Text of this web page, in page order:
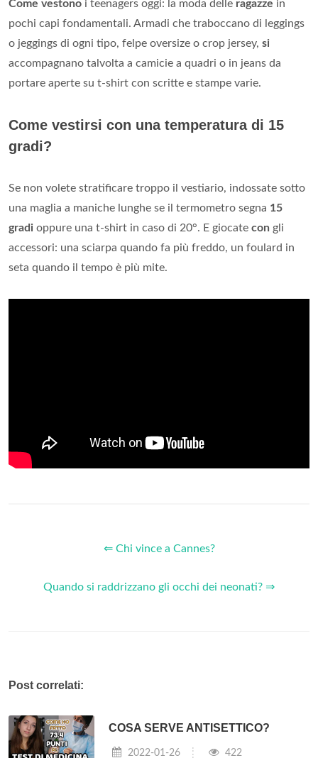
Come vestono i teenagers oggi: la moda delle ragazze in
pochi capi fondamentali. Armadi che traboccano di leggings
o jeggings di ogni tipo, felpe oversize o crop jersey, si
accompagnano talvolta a camicie a quadri o in jeans da
portare aperte su t-shirt con scritte e stampe varie.
Come vestirsi con una temperatura di 15
gradi?
Se non volete stratificare troppo il vestiario, indossate sotto
una maglia a maniche lunghe se il termometro segna 15
gradi oppure una t-shirt in caso di 20°. E giocate con gli
accessori: una sciarpa quando fa più freddo, un foulard in
seta quando il tempo è più mite.
⇐ Chi vince a Cannes?
Quando si raddrizzano gli occhi dei neonati? ⇒
Post correlati:
COSA SERVE ANTISETTICO?
2022-01-26 422